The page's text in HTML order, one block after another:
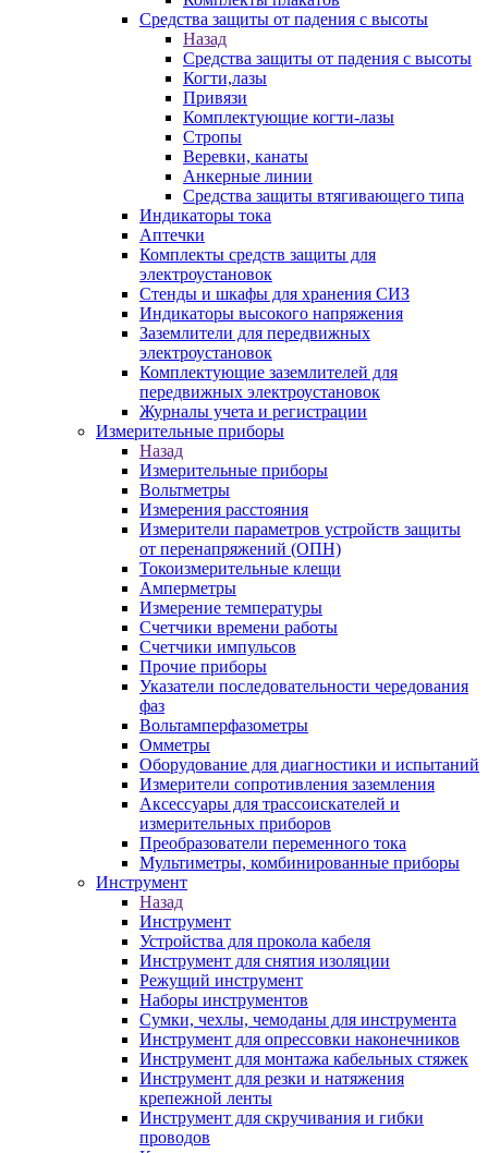
Средства защиты от падения с высоты
Назад
Средства защиты от падения с высоты
Когти,лазы
Привязи
Комплектующие когти-лазы
Стропы
Веревки, канаты
Анкерные линии
Средства защиты втягивающего типа
Индикаторы тока
Аптечки
Комплекты средств защиты для
электроустановок
Стенды и шкафы для хранения СИЗ
Индикаторы высокого напряжения
Заземлители для передвижных
электроустановок
Комплектующие заземлителей для
передвижных электроустановок
Журналы учета и регистрации
Измерительные приборы
Назад
Измерительные приборы
Вольтметры
Измерения расстояния
Измерители параметров устройств защиты
от перенапряжений (ОПН)
Токоизмерительные клещи
Амперметры
Измерение температуры
Счетчики времени работы
Счетчики импульсов
Прочие приборы
Указатели последовательности чередования
фаз
Вольтамперфазометры
Омметры
Оборудование для диагностики и испытаний
Измерители сопротивления заземления
Аксессуары для трассоискателей и
измерительных приборов
Преобразователи переменного тока
Мультиметры, комбинированные приборы
Инструмент
Назад
Инструмент
Устройства для прокола кабеля
Инструмент для снятия изоляции
Режущий инструмент
Наборы инструментов
Сумки, чехлы, чемоданы для инструмента
Инструмент для опрессовки наконечников
Инструмент для монтажа кабельных стяжек
Инструмент для резки и натяжения
крепежной ленты
Инструмент для скручивания и гибки
проводов